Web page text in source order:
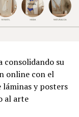
consolidando su
online con el
láminas y posters
al arte